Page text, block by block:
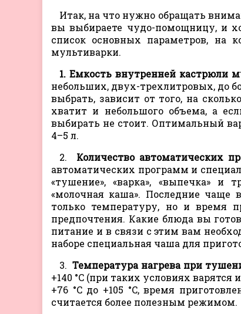
Итак, на что нужно обращать
вы выбираете чудо-помощницу, и
список основных параметров, на
мультиварки.
1. Емкость внутренней кастрюли
небольших, двух-трехлитровых, до
выбрать, зависит от того, на
хватит и небольшого объема, а
выбирать не стоит. Оптимальный
4–5 л.
2. Количество автоматических
автоматических программ и
«тушение», «варка», «выпечка» и
«молочная каша». Последние чаще
только температуру, но и время
предпочтения. Какие блюда вы
питание и в связи с этим вам
наборе специальная чаша для
3. Температура нагрева при
+140 °C (при таких условиях
+76 °C до +105 °C, время
считается более полезным режимом.